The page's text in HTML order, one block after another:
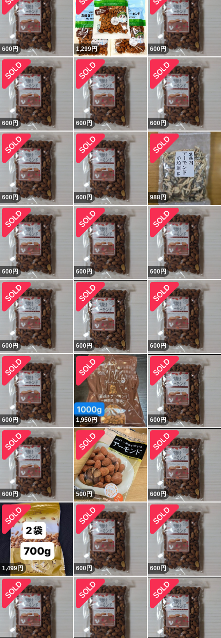
600円 1,299円 600円
600円 600円 600円
600円 600円 988円
600円 600円 600円
600円 600円 600円
600円 1,950円 600円
600円 500円 600円
1,499円 600円 600円